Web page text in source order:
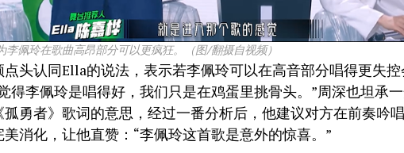
李佩玲在歌曲高昂部分可以更疯狂。（图/翻摄自视频）
点头认同Ella的说法，表示若李佩玲可以在高音部分唱得更失
得李佩玲是唱得好，我们只是在鸡蛋里挑骨头。”周深也坦承
孤勇者》歌词的意思，经过一番分析后，他建议对方在前奏吟
消化，让他直赞：“李佩玲这首歌是意外的惊喜。”